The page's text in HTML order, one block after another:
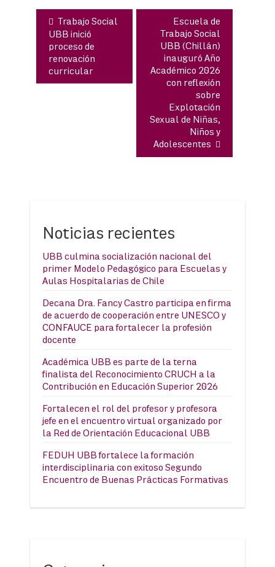
Trabajo Social
UBB inició
proceso de
renovación
curricular
Escuela de
Trabajo Social
UBB (Chillán)
inauguró Año
Académico 2026
con reflexión
sobre
Explotación
Sexual de Niñas,
Niños y
Adolescentes
Noticias recientes
UBB culmina socialización nacional del
primer Modelo Pedagógico para Escuelas y
Aulas Hospitalarias de Chile
Decana Dra. Fancy Castro participa en firma
de acuerdo de cooperación entre UNESCO y
CONFAUCE para fortalecer la profesión
docente
Académica UBB es parte de la terna
finalista del Reconocimiento CRUCH a la
Contribución en Educación Superior 2026
Fortalecen el rol del profesor y profesora
jefe en el encuentro virtual organizado por
la Red de Orientación Educacional UBB
FEDUH UBB fortalece la formación
interdisciplinaria con exitoso Segundo
Encuentro de Buenas Prácticas Formativas